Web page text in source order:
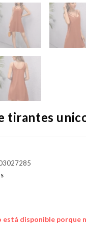
tirantes
está disponible porque